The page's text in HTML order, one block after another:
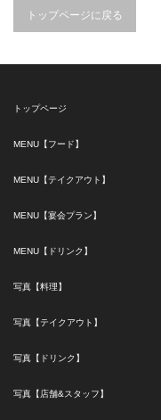
トップページに戻る
トップページ
MENU【フード】
MENU【テイクアウト】
MENU【宴会プラン】
MENU【ドリンク】
写真【料理】
写真【テイクアウト】
写真【ドリンク】
写真【店舗&スタッフ】